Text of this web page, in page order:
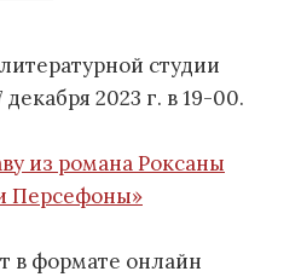
студии
2023 г. в 19-00.
из романа Роксаны
Персефоны»
в формате онлайн